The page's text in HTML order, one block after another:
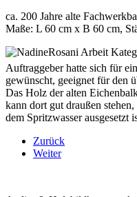
ca. 200 Jahre alte
Maße: L 60 cm x B 60 cm,
Auftraggeber hatte sich für
gewünscht, geeignet für den
Das Holz der alten
kann dort gut draußen
dem Spritzwasser ausgesetzt
Zurück
Weiter